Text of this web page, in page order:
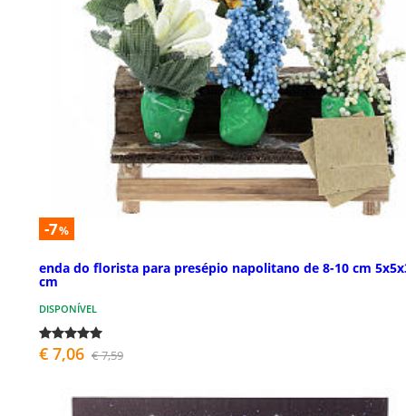
-7%
enda do florista para presépio napolitano de 8-10 cm
cm
DISPONÍVEL
€ 7,06 € 7,59